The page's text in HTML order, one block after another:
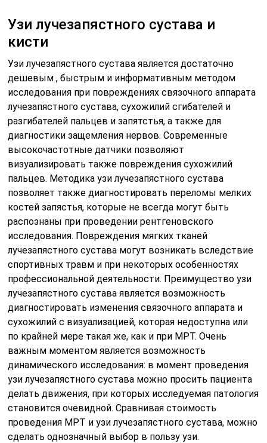
Узи лучезапястного сустава и
кисти
Узи лучезапястного сустава является достаточно
дешевым , быстрым и информативным методом
исследования при повреждениях связочного аппарата
лучезапястного сустава, сухожилий сгибателей и
разгибателей пальцев и запятстья, а также для
диагностики защемления нервов. Современные
высокочастотные датчики позволяют
визуализировать также повреждения сухожилий
пальцев. Методика узи лучезапястного сустава
позволяет также диагностировать переломы мелких
костей запястья, которые не всегда могут быть
распознаны при проведении рентгеновского
исследования. Повреждения мягких тканей
лучезапястного сустава могут возникать вследствие
спортивных травм и при некоторых особенностях
профессиональной деятельности. Преимущество узи
лучезапястного сустава является возможность
диагностировать изменения связочного аппарата и
сухожилий с визуализацией, которая недоступна или
по крайней мере такая же, как и при МРТ. Очень
важным моментом является возможность
динамического исследования: в момент проведения
узи лучезапястного сустава можно просить пациента
делать движения, при которых исследуемая патология
становится очевидной. Сравнивая стоимость
проведения МРТ и узи лучезапястного сустава, можно
сделать однозначный выбор в пользу узи.